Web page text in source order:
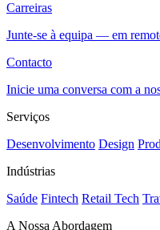
Carreiras
Junte-se à equipa — em
Contacto
Inicie uma conversa com a
Serviços
Desenvolvimento Design
Indústrias
Saúde Fintech Retail Tech
A Nossa Abordagem